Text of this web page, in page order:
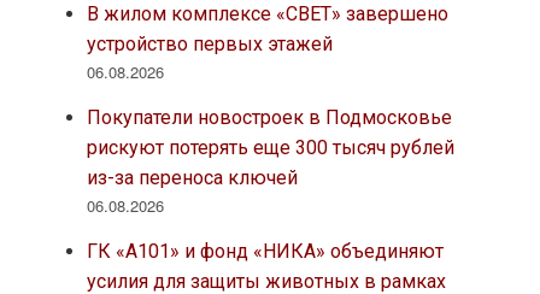
В жилом комплексе «СВЕТ» завершено
устройство первых этажей
06.08.2026
Покупатели новостроек в Подмосковье
рискуют потерять еще 300 тысяч рублей
из-за переноса ключей
06.08.2026
ГК «А101» и фонд «НИКА» объединяют
усилия для защиты животных в рамках